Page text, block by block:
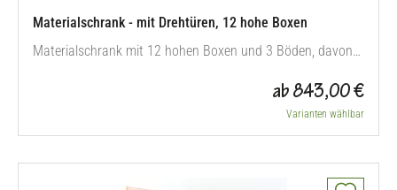
Materialschrank - mit Drehtüren, 12 hohe Boxen
Materialschrank mit 12 hohen Boxen und 3 Böden, davon
Außenmaße H x B: 190 x 94,4 cm • 19 mm Rückwand •
variable Böden • Sicherheitsschloss • 12 Boxen Flexeo®-
Qualitätsmerkmale Boxenmaße Innenmaße H x B x T: Hohe
ab 843,00 €
Varianten wählbar